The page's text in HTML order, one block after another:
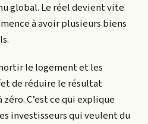
global. Le réel devient vite
à avoir plusieurs biens
le logement et les
de réduire le résultat
C’est ce qui explique
investisseurs qui veulent du